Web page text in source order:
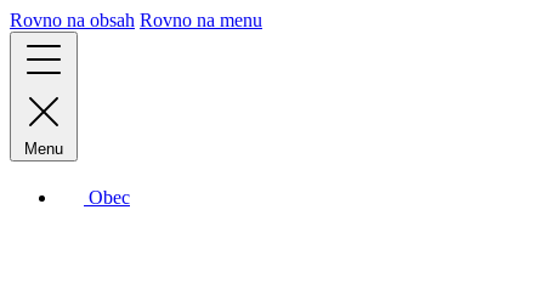
Rovno na obsah Rovno na menu
Menu
Obec